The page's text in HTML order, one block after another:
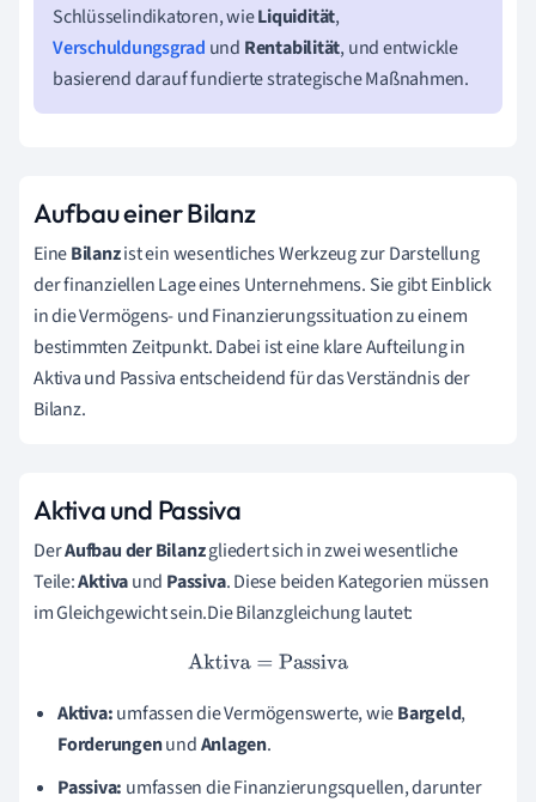
Schlüsselindikatoren, wieLiquidität,
Verschuldungsgrad und Rentabilität, und entwickle
basierend darauf fundierte strategische Maßnahmen.
Aufbau einer Bilanz
EineBilanzist ein wesentliches Werkzeug zur Darstellung
der finanziellen Lage eines Unternehmens. Sie gibt Einblick
in die Vermögens- und Finanzierungssituation zu einem
bestimmten Zeitpunkt. Dabei ist eine klare Aufteilung in
Aktiva und Passiva entscheidend für das Verständnis der
Bilanz.
Aktiva und Passiva
DerAufbau der Bilanzgliedert sich in zwei wesentliche
Teile:Aktivaund Passiva. Diese beiden Kategorien müssen
im Gleichgewicht sein.Die Bilanzgleichung lautet:
Aktiva=Passiva
Aktiva:umfassen die Vermögenswerte, wieBargeld,
ForderungenundAnlagen.
Passiva: umfassen die Finanzierungsquellen, darunter